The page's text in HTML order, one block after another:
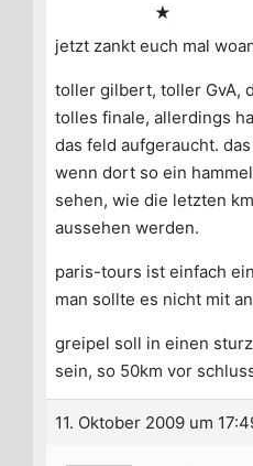
★
jetzt zankt euch mal
toller gilbert, toller GvA,
tolles finale, allerdings
das feld aufgeraucht.
wenn dort so ein
sehen, wie die letzten
aussehen werden.
paris-tours ist einfach
man sollte es nicht mit
greipel soll in einen
sein, so 50km vor
11. Oktober 2009 um